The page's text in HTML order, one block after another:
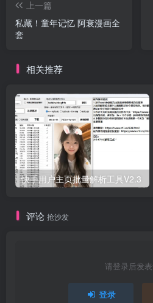
上一篇
私藏！童年记忆 阿衰漫画全
套
相关推荐
快手用户主页批量解析工具V2.3
评论 抢沙发
请登录后发
登录